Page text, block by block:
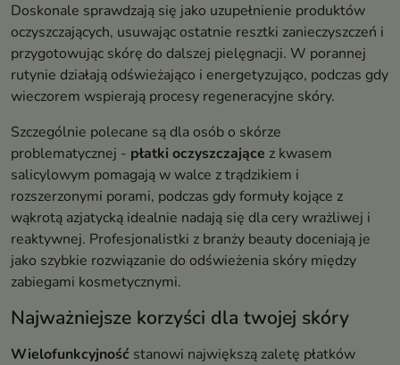
Doskonale sprawdzają się jako uzupełnienie produktów
oczyszczających, usuwając ostatnie resztki zanieczyszczeń i
przygotowując skórę do dalszej pielęgnacji. W porannej
rutynie działają odświeżająco i energetyzująco, podczas gdy
wieczorem wspierają procesy regeneracyjne skóry.
Szczególnie polecane są dla osób o skórze
problematycznej - płatki oczyszczające z kwasem
salicylowym pomagają w walce z trądzikiem i
rozszerzonymi porami, podczas gdy formuły kojące z
wąkrotą azjatycką idealnie nadają się dla cery wrażliwej i
reaktywnej. Profesjonalistki z branży beauty doceniają je
jako szybkie rozwiązanie do odświeżenia skóry między
zabiegami kosmetycznymi.
Najważniejsze korzyści dla twojej skóry
Wielofunkcyjność stanowi największą zaletę płatków